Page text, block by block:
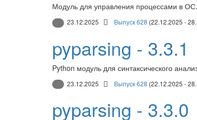
Модуль для управления процессами в
23.12.2025 Выпуск 628 (22.12.2025 -
pyparsing - 3.3.1
Python модуль для синтаксического
23.12.2025 Выпуск 628 (22.12.2025 -
pyparsing - 3.3.0